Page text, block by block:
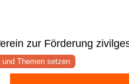
zur Förderung
Themen setzen